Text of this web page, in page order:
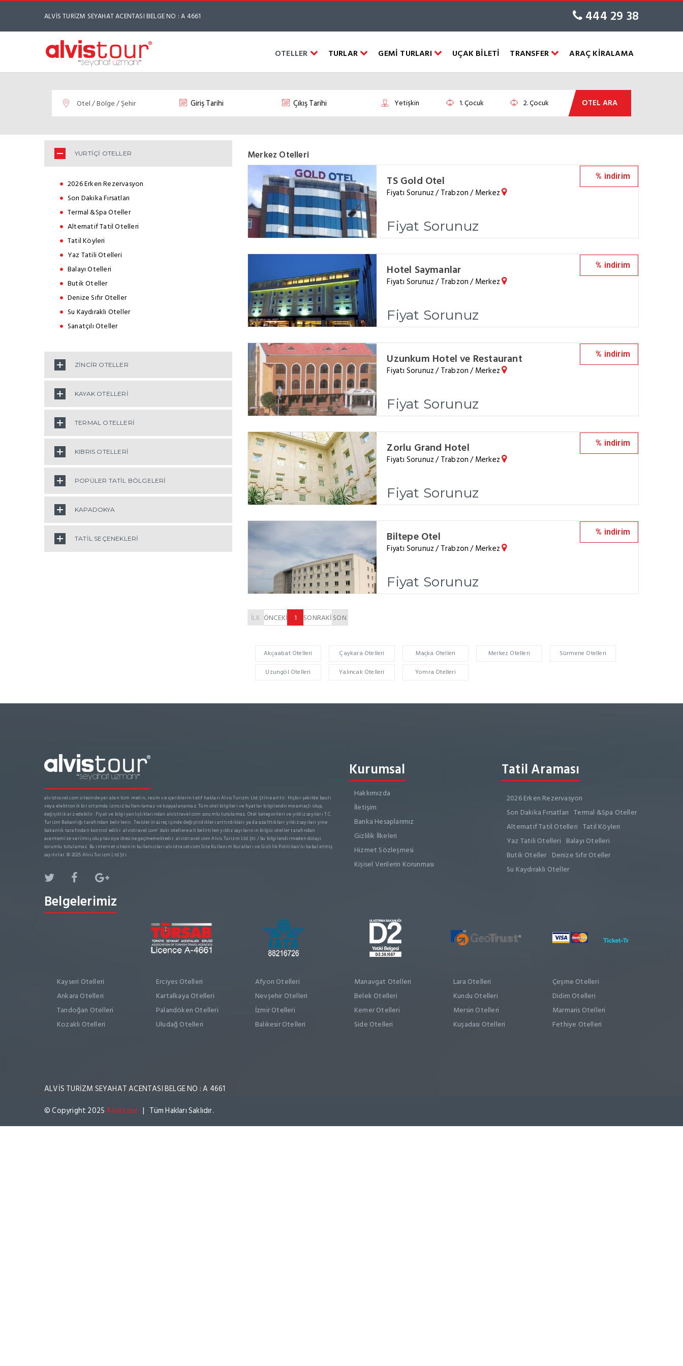
ALVİS TURİZM SEYAHAT ACENTASI BELGE NO : A 4661 444 29 38
OTELLER TURLAR GEMİ TURLARI UÇAK BİLETİ TRANSFER ARAÇ KİRALAMA
OTEL ARA
YURTİÇİ OTELLER
2026 Erken Rezervasyon
Son Dakika Fırsatları
Termal &Spa Oteller
Alternatif Tatil Otelleri
Tatil Köyleri
Yaz Tatili Otelleri
Balayı Otelleri
Butik Oteller
Denize Sıfır Oteller
Su Kaydıraklı Oteller
Sanatçılı Oteller
ZİNCİR OTELLER
KAYAK OTELLERİ
TERMAL OTELLERİ
KIBRIS OTELLERİ
POPÜLER TATİL BÖLGELERİ
KAPADOKYA
TATİL SEÇENEKLERİ
Merkez Otelleri
TS Gold Otel
Fiyatı Sorunuz / Trabzon / Merkez
Fiyat Sorunuz
% indirim
Hotel Saymanlar
Fiyatı Sorunuz / Trabzon / Merkez
Fiyat Sorunuz
% indirim
Uzunkum Hotel ve Restaurant
Fiyatı Sorunuz / Trabzon / Merkez
Fiyat Sorunuz
% indirim
Zorlu Grand Hotel
Fiyatı Sorunuz / Trabzon / Merkez
Fiyat Sorunuz
% indirim
Biltepe Otel
Fiyatı Sorunuz / Trabzon / Merkez
Fiyat Sorunuz
% indirim
İLK ÖNCEKİ 1 SONRAKİSON
Akçaabat Otelleri Çaykara Otelleri Maçka Otelleri Merkez Otelleri
Sürmene Otelleri
Uzungöl Otelleri
Yalıncak Otelleri Yomra Otelleri
alvistravel.com sitesinde yer alan tüm metin, resim ve içeriklerin telif hakları Alvis Turizm Ltd.Şti'ne aittir. Hiçbir şekilde basılı
veya elektronik bir ortamda izinsiz kullanılamaz ve kopyalanamaz. Tüm otel bilgileri ve fiyatlar bilgilendirme amaçlı olup,
değişiklik arz edebilir. Fiyat ve bilgi yanlışlıklarından alvistravel.com sorumlu tutulamaz. Otel kategorileri ve yıldız sayıları T.C.
Turizm Bakanlığı tarafından belirlenir. Tesislerin süreç içinde değiştirdikleri arttırdıkları ya da azalttıkları yıldız sayıları yine
bakanlık tarafından kontrol edilir. alvistravel.com’ daki otellere ait belirtilen yıldız sayılarının bilgisi oteller tarafından
acentemize verilmiş olup tavsiye ötesine geçmemektedir. alvistravel.com Alvis Turizm Ltd.Şti / bu bilgilendirmeden dolayı
sorumlu tutulamaz. Bu internet sitesinin kullanıcıları alvistravel.com Site Kullanım Kuralları ve Gizlilik Politikası'nı kabul etmiş
sayılırlar. © 2025 Alvis Turizm Ltd.Şti.
Kurumsal
Hakkımızda
İletişim
Banka Hesaplarımız
Gizlilik İlkeleri
Hizmet Sözleşmesi
Kişisel Verilerin Korunması
Tatil Araması
2026 Erken Rezervasyon
Son Dakika Fırsatları Termal &Spa Oteller
Alternatif Tatil Otelleri Tatil Köyleri
Yaz Tatili Otelleri Balayı Otelleri
Butik Oteller Denize Sıfır Oteller
Su Kaydıraklı Oteller
Belgelerimiz
Kayseri Otelleri
Ankara Otelleri
Tandoğan Otelleri
Kozaklı Otelleri
Erciyes Otelleri
Kartalkaya Otelleri
Palandöken Otelleri
Uludağ Otelleri
Afyon Otelleri
Nevşehir Otelleri
İzmir Otelleri
Balıkesir Otelleri
Manavgat Otelleri
Belek Otelleri
Kemer Otelleri
Side Otelleri
Lara Otelleri
Kundu Otelleri
Mersin Otelleri
Kuşadası Otelleri
Çeşme Otelleri
Didim Otelleri
Marmaris Otelleri
Fethiye Otelleri
ALVİS TURİZM SEYAHAT ACENTASI BELGE NO : A 4661
© Copyright 2025Alvistour | Tüm Hakları Saklıdır.